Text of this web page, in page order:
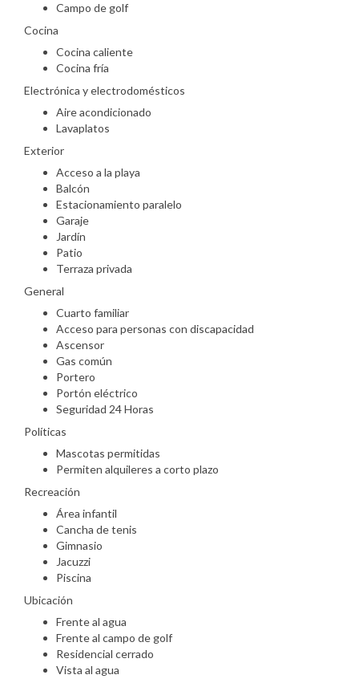
Campo de golf
Cocina
Cocina caliente
Cocina fría
Electrónica y electrodomésticos
Aire acondicionado
Lavaplatos
Exterior
Acceso a la playa
Balcón
Estacionamiento paralelo
Garaje
Jardín
Patio
Terraza privada
General
Cuarto familiar
Acceso para personas con discapacidad
Ascensor
Gas común
Portero
Portón eléctrico
Seguridad 24 Horas
Políticas
Mascotas permitidas
Permiten alquileres a corto plazo
Recreación
Área infantil
Cancha de tenis
Gimnasio
Jacuzzi
Piscina
Ubicación
Frente al agua
Frente al campo de golf
Residencial cerrado
Vista al agua